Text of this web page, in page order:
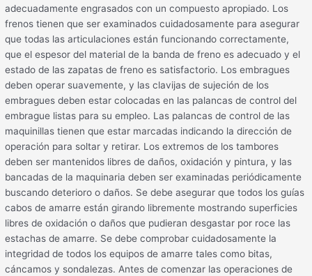
adecuadamente engrasados con un compuesto apropiado. Los
frenos tienen que ser examinados cuidadosamente para asegurar
que todas las articulaciones están funcionando correctamente,
que el espesor del material de la banda de freno es adecuado y el
estado de las zapatas de freno es satisfactorio. Los embragues
deben operar suavemente, y las clavijas de sujeción de los
embragues deben estar colocadas en las palancas de control del
embrague listas para su empleo. Las palancas de control de las
maquinillas tienen que estar marcadas indicando la dirección de
operación para soltar y retirar. Los extremos de los tambores
deben ser mantenidos libres de daños, oxidación y pintura, y las
bancadas de la maquinaria deben ser examinadas periódicamente
buscando deterioro o daños. Se debe asegurar que todos los guías
cabos de amarre están girando libremente mostrando superficies
libres de oxidación o daños que pudieran desgastar por roce las
estachas de amarre. Se debe comprobar cuidadosamente la
integridad de todos los equipos de amarre tales como bitas,
cáncamos y sondalezas. Antes de comenzar las operaciones de